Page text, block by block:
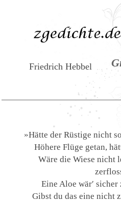
Friedrich Hebbel
»Hätte der Rüstige nicht
Höhere Flüge getan,
Wäre die Wiese nicht
Eine Aloe wär′
Gibst du das eine nicht